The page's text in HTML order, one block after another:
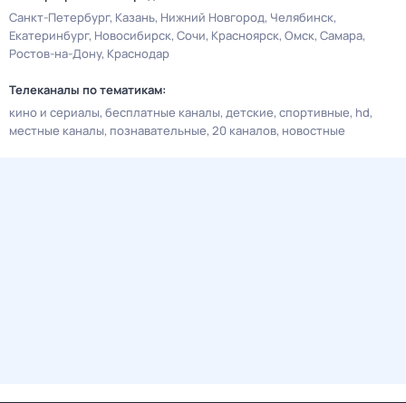
Санкт-Петербург Казань Нижний Новгород Челябинск
Екатеринбург Новосибирск Сочи Красноярск Омск Самара
Ростов-на-Дону Краснодар
Телеканалы по тематикам:
кино и сериалы бесплатные каналы детские спортивные hd
местные каналы познавательные 20 каналов новостные